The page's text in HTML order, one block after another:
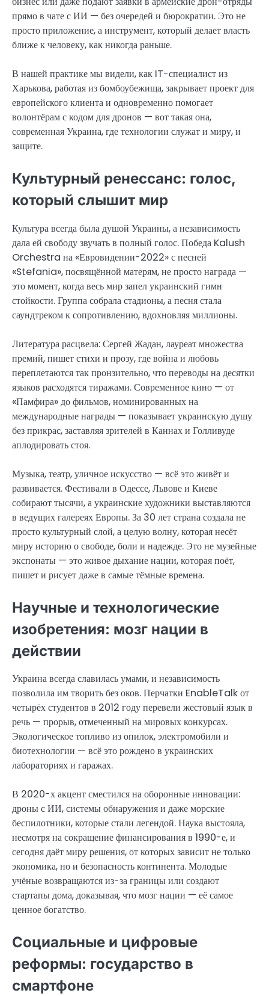
прямо в чате с ИИ — без очередей и бюрократии. Это не
просто приложение, а инструмент, который делает власть
ближе к человеку, как никогда раньше.
В нашей практике мы видели, как IT-специалист из
Харькова, работая из бомбоубежища, закрывает проект для
европейского клиента и одновременно помогает
волонтёрам с кодом для дронов — вот такая она,
современная Украина, где технологии служат и миру, и
защите.
Культурный ренессанс: голос,
который слышит мир
Культура всегда была душой Украины, а независимость
дала ей свободу звучать в полный голос. Победа Kalush
Orchestra на «Евровидении-2022» с песней
«Stefania», посвящённой матерям, не просто награда —
это момент, когда весь мир запел украинский гимн
стойкости. Группа собрала стадионы, а песня стала
саундтреком к сопротивлению, вдохновляя миллионы.
Литература расцвела: Сергей Жадан, лауреат множества
премий, пишет стихи и прозу, где война и любовь
переплетаются так пронзительно, что переводы на десятки
языков расходятся тиражами. Современное кино — от
«Памфира» до фильмов, номинированных на
международные награды — показывает украинскую душу
без прикрас, заставляя зрителей в Каннах и Голливуде
аплодировать стоя.
Музыка, театр, уличное искусство — всё это живёт и
развивается. Фестивали в Одессе, Львове и Киеве
собирают тысячи, а украинские художники выставляются
в ведущих галереях Европы. За 30 лет страна создала не
просто культурный слой, а целую волну, которая несёт
миру историю о свободе, боли и надежде. Это не музейные
экспонаты — это живое дыхание нации, которая поёт,
пишет и рисует даже в самые тёмные времена.
Научные и технологические
изобретения: мозг нации в
действии
Украина всегда славилась умами, и независимость
позволила им творить без оков. Перчатки EnableTalk от
четырёх студентов в 2012 году перевели жестовый язык в
речь — прорыв, отмеченный на мировых конкурсах.
Экологическое топливо из опилок, электромобили и
биотехнологии — всё это рождено в украинских
лабораториях и гаражах.
В 2020-х акцент сместился на оборонные инновации:
дроны с ИИ, системы обнаружения и даже морские
беспилотники, которые стали легендой. Наука выстояла,
несмотря на сокращение финансирования в 1990-е, и
сегодня даёт миру решения, от которых зависит не только
экономика, но и безопасность континента. Молодые
учёные возвращаются из-за границы или создают
стартапы дома, доказывая, что мозг нации — её самое
ценное богатство.
Социальные и цифровые
реформы: государство в
смартфоне